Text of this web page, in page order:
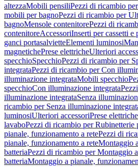
altezzaMobili pensiliPezzi di ricambio
mobili per bagnoPezzi di ricambio per
bagnoMensole contenitorePezzi di
contenitoreAccessoriInserti per cassetti e
ganci portasalvietteElementi luminosi
magnetichePrese elettricheUlteriori
specchioSpecchioPezzi di ricambio per
integrataPezzi di ricambio per Con
illuminazione integrataMobili specchio
specchioCon illuminazione integrata
illuminazione integrataSenza
ricambio per Senza illuminazione
luminosiUlteriori accessoriPrese elettriche
lavaboPezzi di ricambio per Rubinetterie
pianale, funzionamento a retePezzi di
pianale, funzionamento a reteMontaggio
batteriaPezzi di ricambio per Montaggio
batteriaMontaggio a pianale,